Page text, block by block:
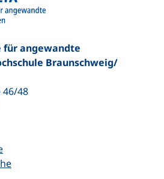
für angewandte
Braunschweig/​
46/48
Link, öffnet neues Fenster)
einen Telefonanruf, wenn Ihr
(öffnet Ihr E-Mail-Programm)